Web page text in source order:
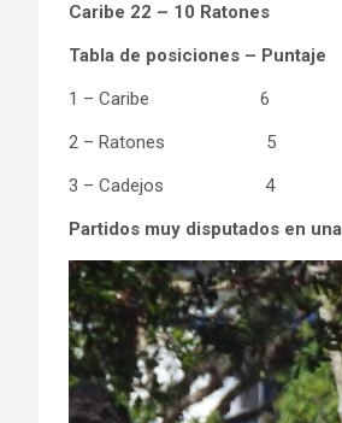
Caribe 22 – 10 Ratones
Tabla de posiciones – Puntaje
1 – Caribe 6
2 – Ratones 5
3 – Cadejos 4
Partidos muy disputados en